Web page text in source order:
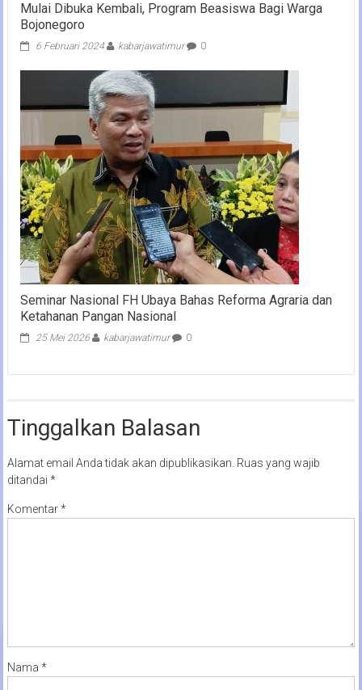
Mulai Dibuka Kembali, Program Beasiswa Bagi Warga
Bojonegoro
6 Februari 2024 kabarjawatimur 0
Seminar Nasional FH Ubaya Bahas Reforma Agraria dan
Ketahanan Pangan Nasional
25 Mei 2026 kabarjawatimur 0
Tinggalkan Balasan
Alamat email Anda tidak akan dipublikasikan. Ruas yang wajib
ditandai *
Komentar*
Nama *